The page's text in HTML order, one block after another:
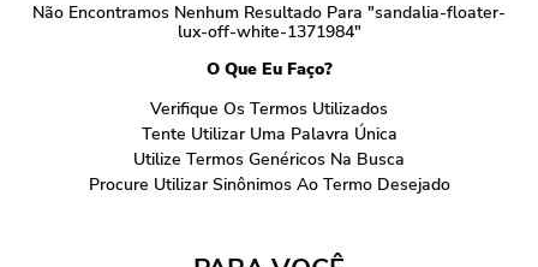
Não Encontramos Nenhum Resultado Para "sandalia-floater-
lux-off-white-1371984"
O Que Eu Faço?
Verifique Os Termos Utilizados
Tente Utilizar Uma Palavra Única
Utilize Termos Genéricos Na Busca
Procure Utilizar Sinônimos Ao Termo Desejado